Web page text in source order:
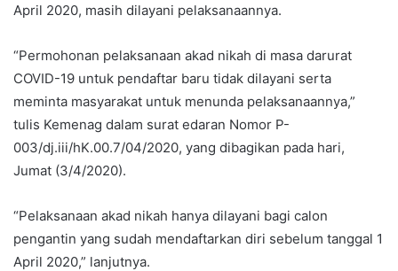
April 2020, masih dilayani pelaksanaannya.
“Permohonan pelaksanaan akad nikah di masa darurat
COVID-19 untuk pendaftar baru tidak dilayani serta
meminta masyarakat untuk menunda pelaksanaannya,”
tulis Kemenag dalam surat edaran Nomor P-
003/dj.iii/hK.00.7/04/2020, yang dibagikan pada hari,
Jumat (3/4/2020).
“Pelaksanaan akad nikah hanya dilayani bagi calon
pengantin yang sudah mendaftarkan diri sebelum tanggal 1
April 2020,” lanjutnya.